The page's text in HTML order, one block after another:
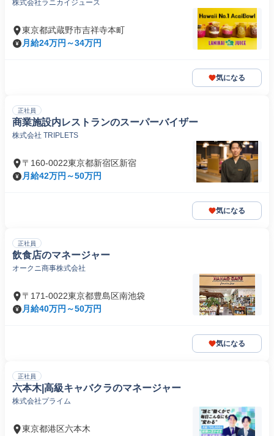
株式会社ラニカイジュース
東京都武蔵野市吉祥寺本町
月給24万円～34万円
気になる
正社員
商業施設内レストランのスーパーバイザー
株式会社 TRIPLETS
〒160-0022東京都新宿区新宿
月給42万円～50万円
気になる
正社員
飲食店のマネージャー
オークニ商事株式会社
〒171-0022東京都豊島区南池袋
月給40万円～50万円
気になる
正社員
六本木|高級キャバクラのマネージャー
株式会社プライム
東京都港区六本木